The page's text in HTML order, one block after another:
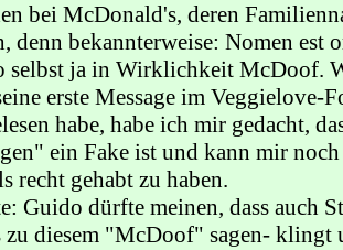
bei McDonald's, deren
denn bekannterweise: Nomen est
selbst ja in Wirklichkeit McDoof.
erste Message im Veggielove-
habe, habe ich mir gedacht,
ein Fake ist und kann mir
recht gehabt zu haben.
Guido dürfte meinen, dass auch
diesem "McDoof" sagen- klingt